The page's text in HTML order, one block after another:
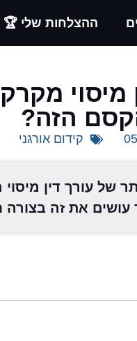
ההצלחות שלי 🏆
מיסוי
הזה?
קידום אורגני
של עורך דין מיסוי
עושים את זה